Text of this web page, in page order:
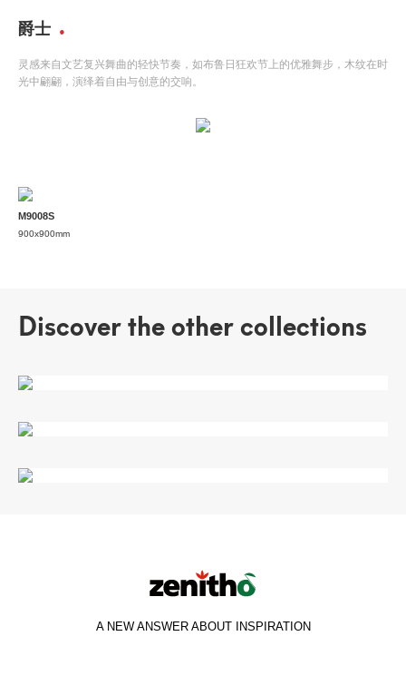
爵士
灵感来自文艺复兴舞曲的轻快节奏，如布鲁日狂欢节上的优雅舞步，木纹在时
光中翩翩，演绎着自由与创意的交响。
M9008S
900x900mm
Discover the other collections